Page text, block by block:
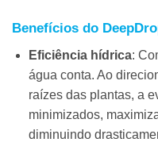
Benefícios do
Eficiência hídrica:
água conta. Ao
raízes das plantas, a
minimizados,
diminuindo